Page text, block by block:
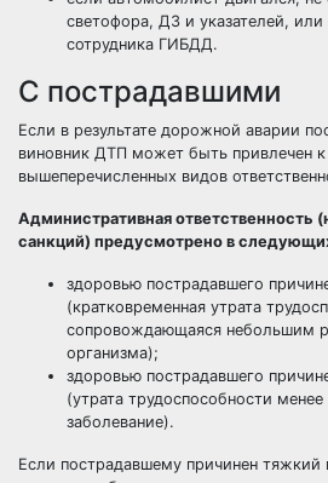
светофора, ДЗ и указателей,
сотрудника ГИБДД.
С пострадавшими
Если в результате дорожной аварии
виновник ДТП может быть привлечен
вышеперечисленных видов
Административная ответственность
санкций) предусмотрено в
здоровью пострадавшего
(кратковременная утрата
сопровождающаяся небольшим
организма);
здоровью пострадавшего
(утрата трудоспособности
заболевание).
Если пострадавшему причинен тяжкий